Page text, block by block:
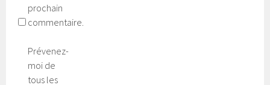
prochain
commentaire.
Prévenez-
moi de
tous les